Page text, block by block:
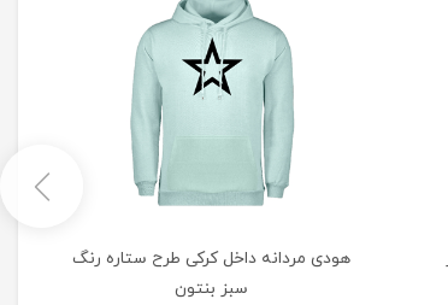
هودی مردانه داخل کرکی طرح ستاره رنگ
سبز بنتون